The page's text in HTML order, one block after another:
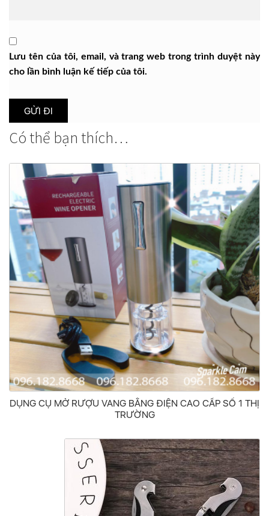
Lưu tên của tôi, email, và trang web trong trình duyệt này
cho lần bình luận kế tiếp của tôi.
Có thể bạn thích…
DỤNG CỤ MỞ RƯỢU VANG BẰNG ĐIỆN CAO CẤP SỐ 1 THỊ
TRƯỜNG